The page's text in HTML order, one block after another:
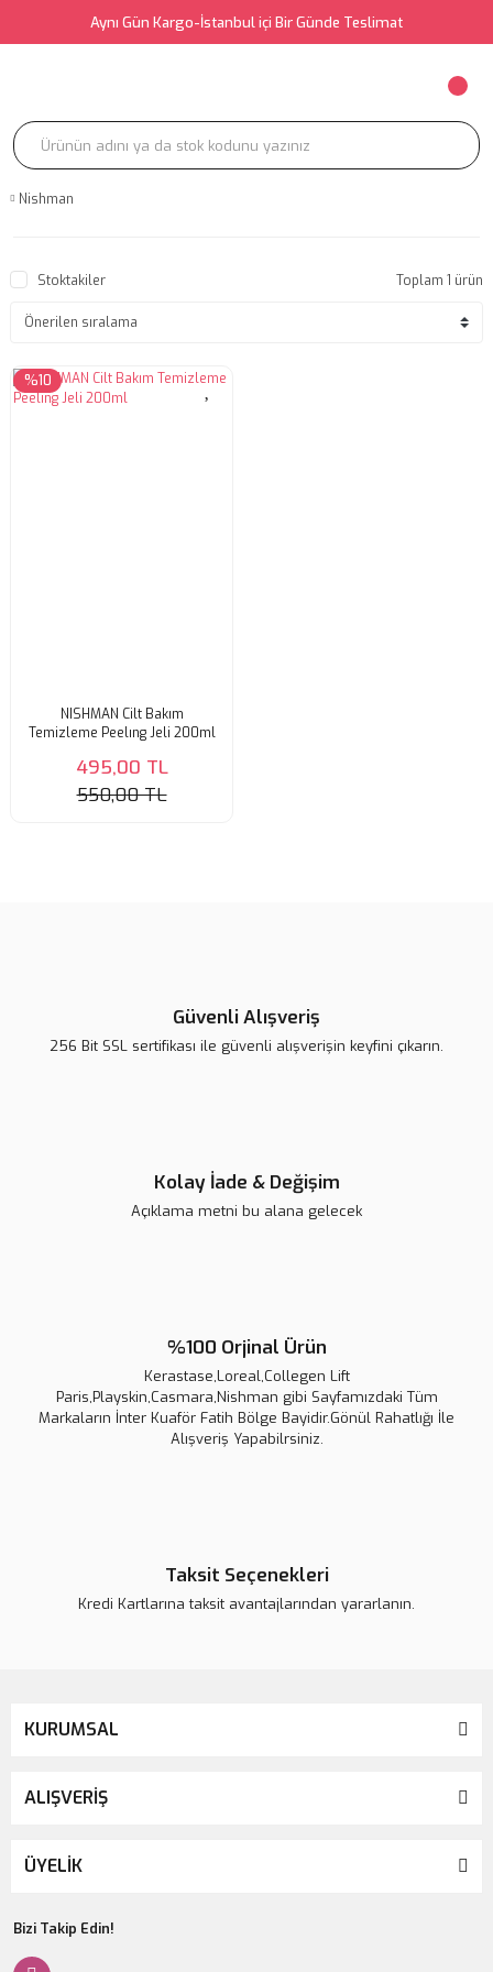
Aynı Gün Kargo-İstanbul içi Bir Günde Teslimat
Nishman
Stoktakiler Toplam 1 ürün
%10
NISHMAN Cilt Bakım
Temizleme Peelıng Jeli 200ml
495,00 TL
550,00 TL
Güvenli Alışveriş
256 Bit SSL sertifikası ile güvenli alışverişin keyfini çıkarın.
Kolay İade & Değişim
Açıklama metni bu alana gelecek
%100 Orjinal Ürün
Kerastase,Loreal,Collegen Lift
Paris,Playskin,Casmara,Nishman gibi Sayfamızdaki Tüm
Markaların İnter Kuaför Fatih Bölge Bayidir.Gönül Rahatlığı İle
Alışveriş Yapabilrsiniz.
Taksit Seçenekleri
Kredi Kartlarına taksit avantajlarından yararlanın.
KURUMSAL
ALIŞVERİŞ
ÜYELİK
Bizi Takip Edin!